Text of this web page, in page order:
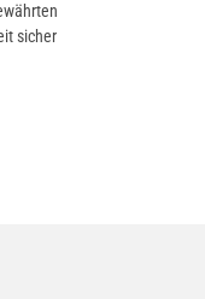
sicher